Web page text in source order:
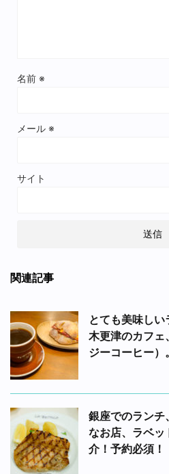
名前 ※
メール ※
サイト
関連記事
とても美味しい
木更津のカフ
ジーコーヒー）。
銀座でのランチ
なお店、ラベッ
介！予約必須！